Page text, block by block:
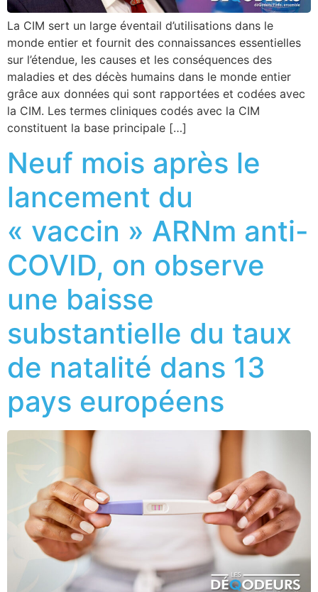
La CIM sert un large éventail d’utilisations dans le
monde entier et fournit des connaissances essentielles
sur l’étendue, les causes et les conséquences des
maladies et des décès humains dans le monde entier
grâce aux données qui sont rapportées et codées avec
la CIM. Les termes cliniques codés avec la CIM
constituent la base principale […]
Neuf mois après le
lancement du
« vaccin » ARNm anti-
COVID, on observe
une baisse
substantielle du taux
de natalité dans 13
pays européens